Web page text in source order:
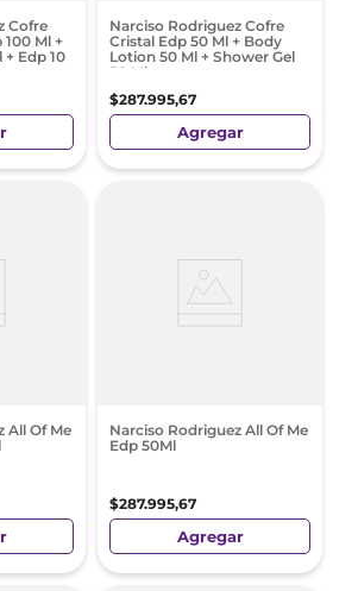
Cofre
Ml +
Edp 10
Narciso Rodriguez Cofre
Cristal Edp 50 Ml + Body
Lotion 50 Ml + Shower Gel
50 Ml
$287.995,67
Agregar
All Of Me
Narciso Rodriguez All Of Me
Edp 50Ml
$287.995,67
Agregar